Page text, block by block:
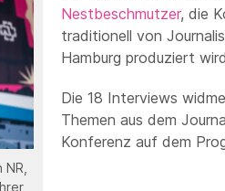
Nestbeschmutzer, die
traditionell von
Hamburg produziert
Die 18 Interviews
Themen aus dem
Konferenz auf dem